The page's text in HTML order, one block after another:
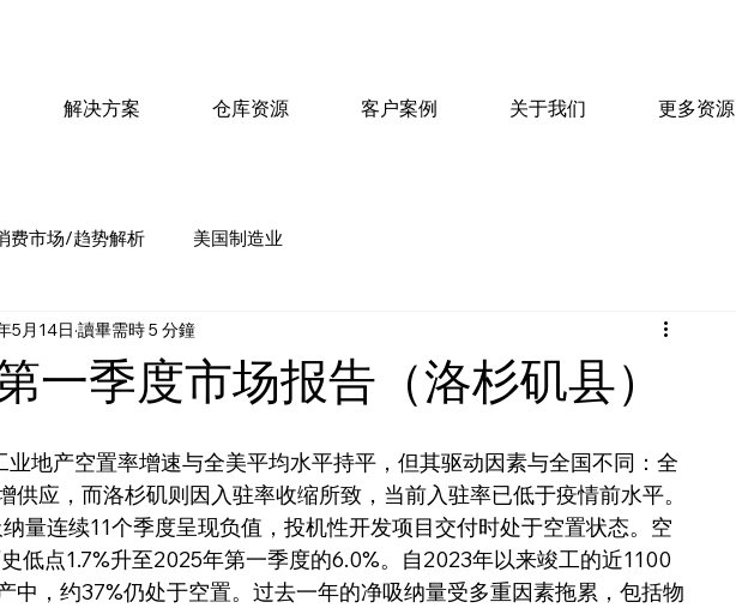
解决方案 仓库资源 客户案例 关于我们 更多资源
费市场/趋势解析 美国制造业
一季度市场报告（洛杉矶县）
5月14日 讀畢需時 5 分鐘
供应，而洛杉矶则因入驻率收缩所致，当前入驻率已低于疫情前水平。
量连续11个季度呈现负值，投机性开发项目交付时处于空置状态。空
低点1.7%升至2025年第一季度的6.0%。自2023年以来竣工的近1100
中，约37%仍处于空置。过去一年的净吸纳量受多重因素拖累，包括物